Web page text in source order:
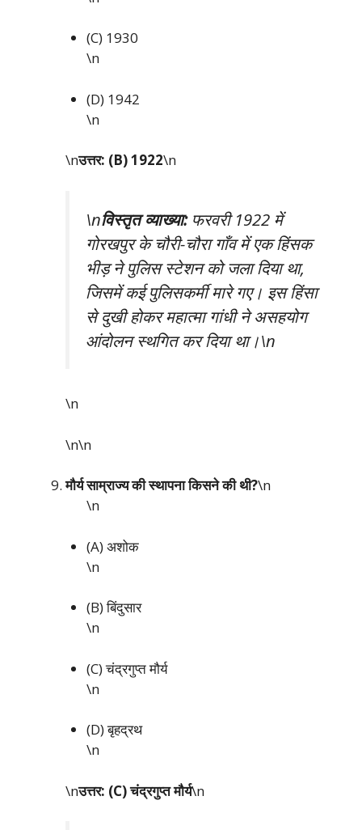
(C) 1930
\n
(D) 1942
\n
\nउत्तर: (B) 1922\n
\nविस्तृत व्याख्या:फरवरी 1922 में
गोरखपुर के चौरी-चौरा गाँव में एक हिंसक
भीड़ ने पुलिस स्टेशन को जला दिया था,
जिसमें कई पुलिसकर्मी मारे गए। इस हिंसा
से दुखी होकर महात्मा गांधी ने असहयोग
आंदोलन स्थगित कर दिया था।\n
\n
\n\n
मौर्य साम्राज्य की स्थापना किसने की थी?\n
\n
(A) अशोक
\n
(B) बिंदुसार
\n
(C) चंद्रगुप्त मौर्य
\n
(D) बृहद्रथ
\n
\nउत्तर: (C) चंद्रगुप्त मौर्य\n